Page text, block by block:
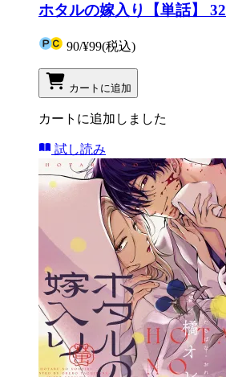
ホタルの嫁入り【単話】 32
90/¥99(税込)
カートに追加
カートに追加しました
試し読み